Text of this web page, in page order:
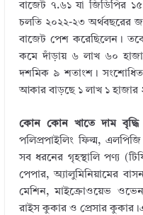
বাজেট ৭.৬১ যা জিডিপির
চলতি ২০২২-২৩ অর্থবছরের
বাজেট পেশ করেছিলেন।
কমে দাঁড়ায় ৬ লাখ ৬০
দশমিক ৯ শতাংশ। সংশোধিত
আকার বাড়ছে ১ লাখ ১ হাজার
কোন কোন খাতে দাম বৃদ্ধি
পলিপ্রপাইলিং ফিল্ম,
সব ধরনের গৃহস্থালি পণ্য
পেপার, অ্যালুমিনিয়ামের
মেশিন, মাইক্রোওয়েভ
রাইস কুকার ও প্রেসার